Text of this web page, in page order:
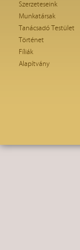
Szerzeteseink
Munkatársak
Tanácsadó Testület
Történet
Fíliák
Alapítvány